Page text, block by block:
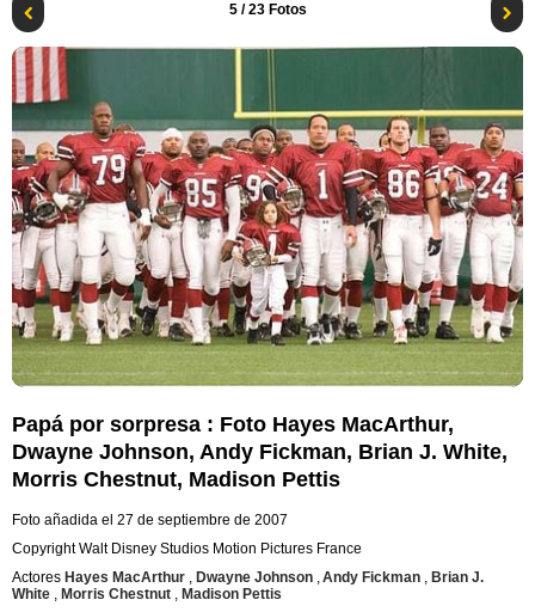
5/ 23 Fotos
Papá por sorpresa : Foto Hayes MacArthur,
Dwayne Johnson, Andy Fickman, Brian J. White,
Morris Chestnut, Madison Pettis
Foto añadida el 27 de septiembre de 2007
Copyright Walt Disney Studios Motion Pictures France
Actores Hayes MacArthur , Dwayne Johnson ,Andy Fickman , Brian J.
White , Morris Chestnut , Madison Pettis